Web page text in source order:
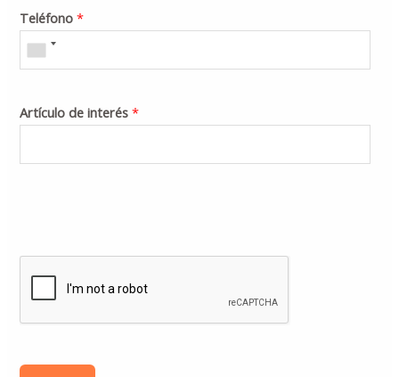
Teléfono*
Artículo de interés*